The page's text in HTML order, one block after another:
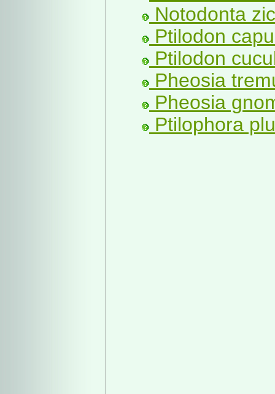
Notodonta
Ptilodon
Ptilodon
Pheosia
Pheosia
Ptilophora